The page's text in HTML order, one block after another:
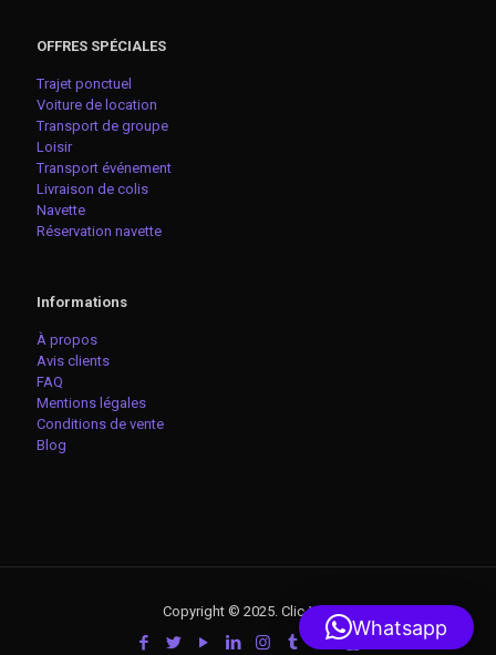
OFFRES SPÉCIALES
Trajet ponctuel
Voiture de location
Transport de groupe
Loisir
Transport événement
Livraison de colis
Navette
Réservation navette
Informations
À propos
Avis clients
FAQ
Mentions légales
Conditions de vente
Blog
Copyright © 2025. Clic-VTC
Whatsapp